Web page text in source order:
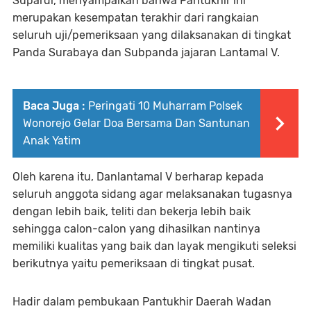
merupakan kesempatan terakhir dari rangkaian
seluruh uji/pemeriksaan yang dilaksanakan di tingkat
Panda Surabaya dan Subpanda jajaran Lantamal V.
Baca Juga : Peringati 10 Muharram Polsek
Wonorejo Gelar Doa Bersama Dan Santunan
Anak Yatim
Oleh karena itu, Danlantamal V berharap kepada
seluruh anggota sidang agar melaksanakan tugasnya
dengan lebih baik, teliti dan bekerja lebih baik
sehingga calon-calon yang dihasilkan nantinya
memiliki kualitas yang baik dan layak mengikuti seleksi
berikutnya yaitu pemeriksaan di tingkat pusat.
Hadir dalam pembukaan Pantukhir Daerah Wadan